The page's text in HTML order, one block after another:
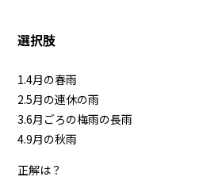
選択肢
1.4月の春雨
2.5月の連休の雨
3.6月ごろの梅雨の長雨
4.9月の秋雨
正解は？